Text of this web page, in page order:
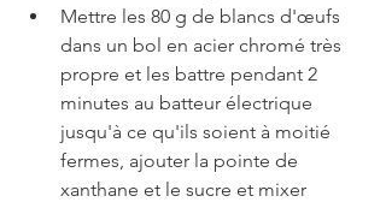
Mettre les 80 g de blancs d'œufs
dans un bol en acier chromé très
propre et les battre pendant 2
minutes au batteur électrique
jusqu'à ce qu'ils soient à moitié
fermes, ajouter la pointe de
xanthane et le sucre et mixer